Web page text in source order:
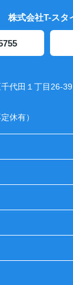
株式会社T-スタ
代田１丁目26-39
休有）